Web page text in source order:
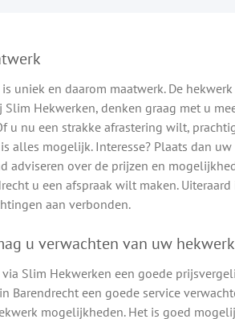
uniek en daarom maatwerk. De
Hekwerken, denken graag met u
u nu een strakke afrastering wilt,
alles mogelijk. Interesse? Plaats dan
adviseren over de prijzen en
u een afspraak wilt maken.
aan verbonden.
u verwachten van uw
Slim Hekwerken een goede
Barendrecht een goede service
mogelijkheden. Het is goed